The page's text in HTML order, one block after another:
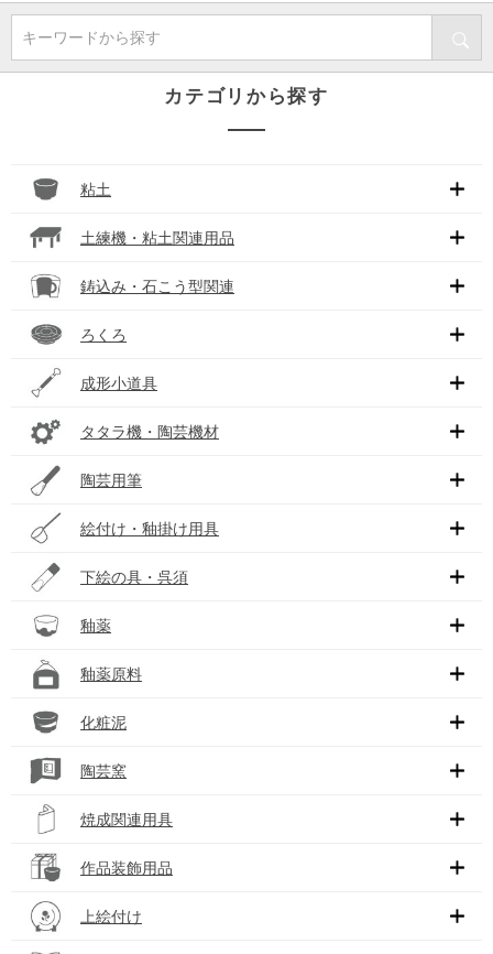
キーワードから探す
カテゴリから探す
粘土
土練機・粘土関連用品
鋳込み・石こう型関連
ろくろ
成形小道具
タタラ機・陶芸機材
陶芸用筆
絵付け・釉掛け用具
下絵の具・呉須
釉薬
釉薬原料
化粧泥
陶芸窯
焼成関連用具
作品装飾用品
上絵付け